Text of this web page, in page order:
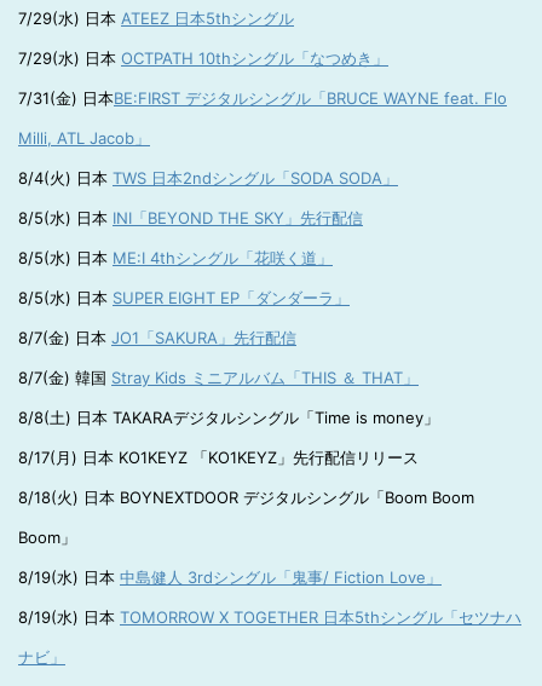
7/29(水) 日本 ATEEZ 日本5thシングル
7/29(水) 日本 OCTPATH 10thシングル「なつめき」
7/31(金) 日本BE:FIRST デジタルシングル「BRUCE WAYNE feat. Flo
Milli, ATL Jacob」
8/4(火) 日本 TWS 日本2ndシングル「SODA SODA」
8/5(水) 日本 INI「BEYOND THE SKY」先行配信
8/5(水) 日本 ME:I 4thシングル「花咲く道」
8/5(水) 日本 SUPER EIGHT EP「ダンダーラ」
8/7(金) 日本 JO1「SAKURA」先行配信
8/7(金) 韓国 Stray Kids ミニアルバム「THIS ＆ THAT」
8/8(土) 日本 TAKARAデジタルシングル「Time is money」
8/17(月) 日本 KO1KEYZ 「KO1KEYZ」先行配信リリース
8/18(火) 日本 BOYNEXTDOOR デジタルシングル「Boom Boom
Boom」
8/19(水) 日本 中島健人 3rdシングル「鬼事/ Fiction Love」
8/19(水) 日本 TOMORROW X TOGETHER 日本5thシングル「セツナハ
ナビ」